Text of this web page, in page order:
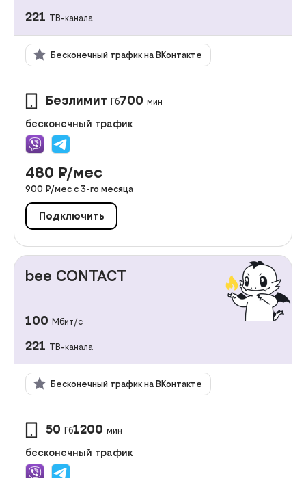
221 ТВ-канала
Бесконечный трафик на ВКонтакте
Безлимит Гб700 мин
бесконечный трафик
480 ₽/мес
900 ₽/мес с 3-го месяца
Подключить
bee CONTACT
100 Мбит/с
221 ТВ-канала
Бесконечный трафик на ВКонтакте
50 Гб1200 мин
бесконечный трафик